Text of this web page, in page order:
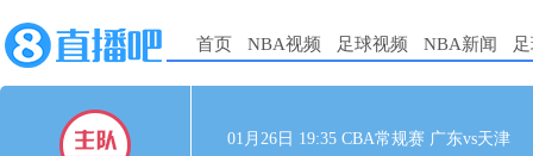
首页 NBA视频 足球视频 NBA新闻
01月26日 19:35 CBA常规赛 广东vs天津